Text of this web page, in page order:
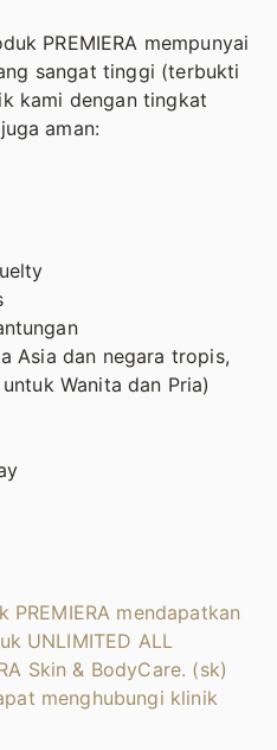
PREMIERA mempunyai
sangat tinggi (terbukti
kami dengan tingkat
aman:
Asia dan negara tropis,
Wanita dan Pria)
mendapatkan
UNLIMITED ALL
Skin & BodyCare. (sk)
menghubungi klinik